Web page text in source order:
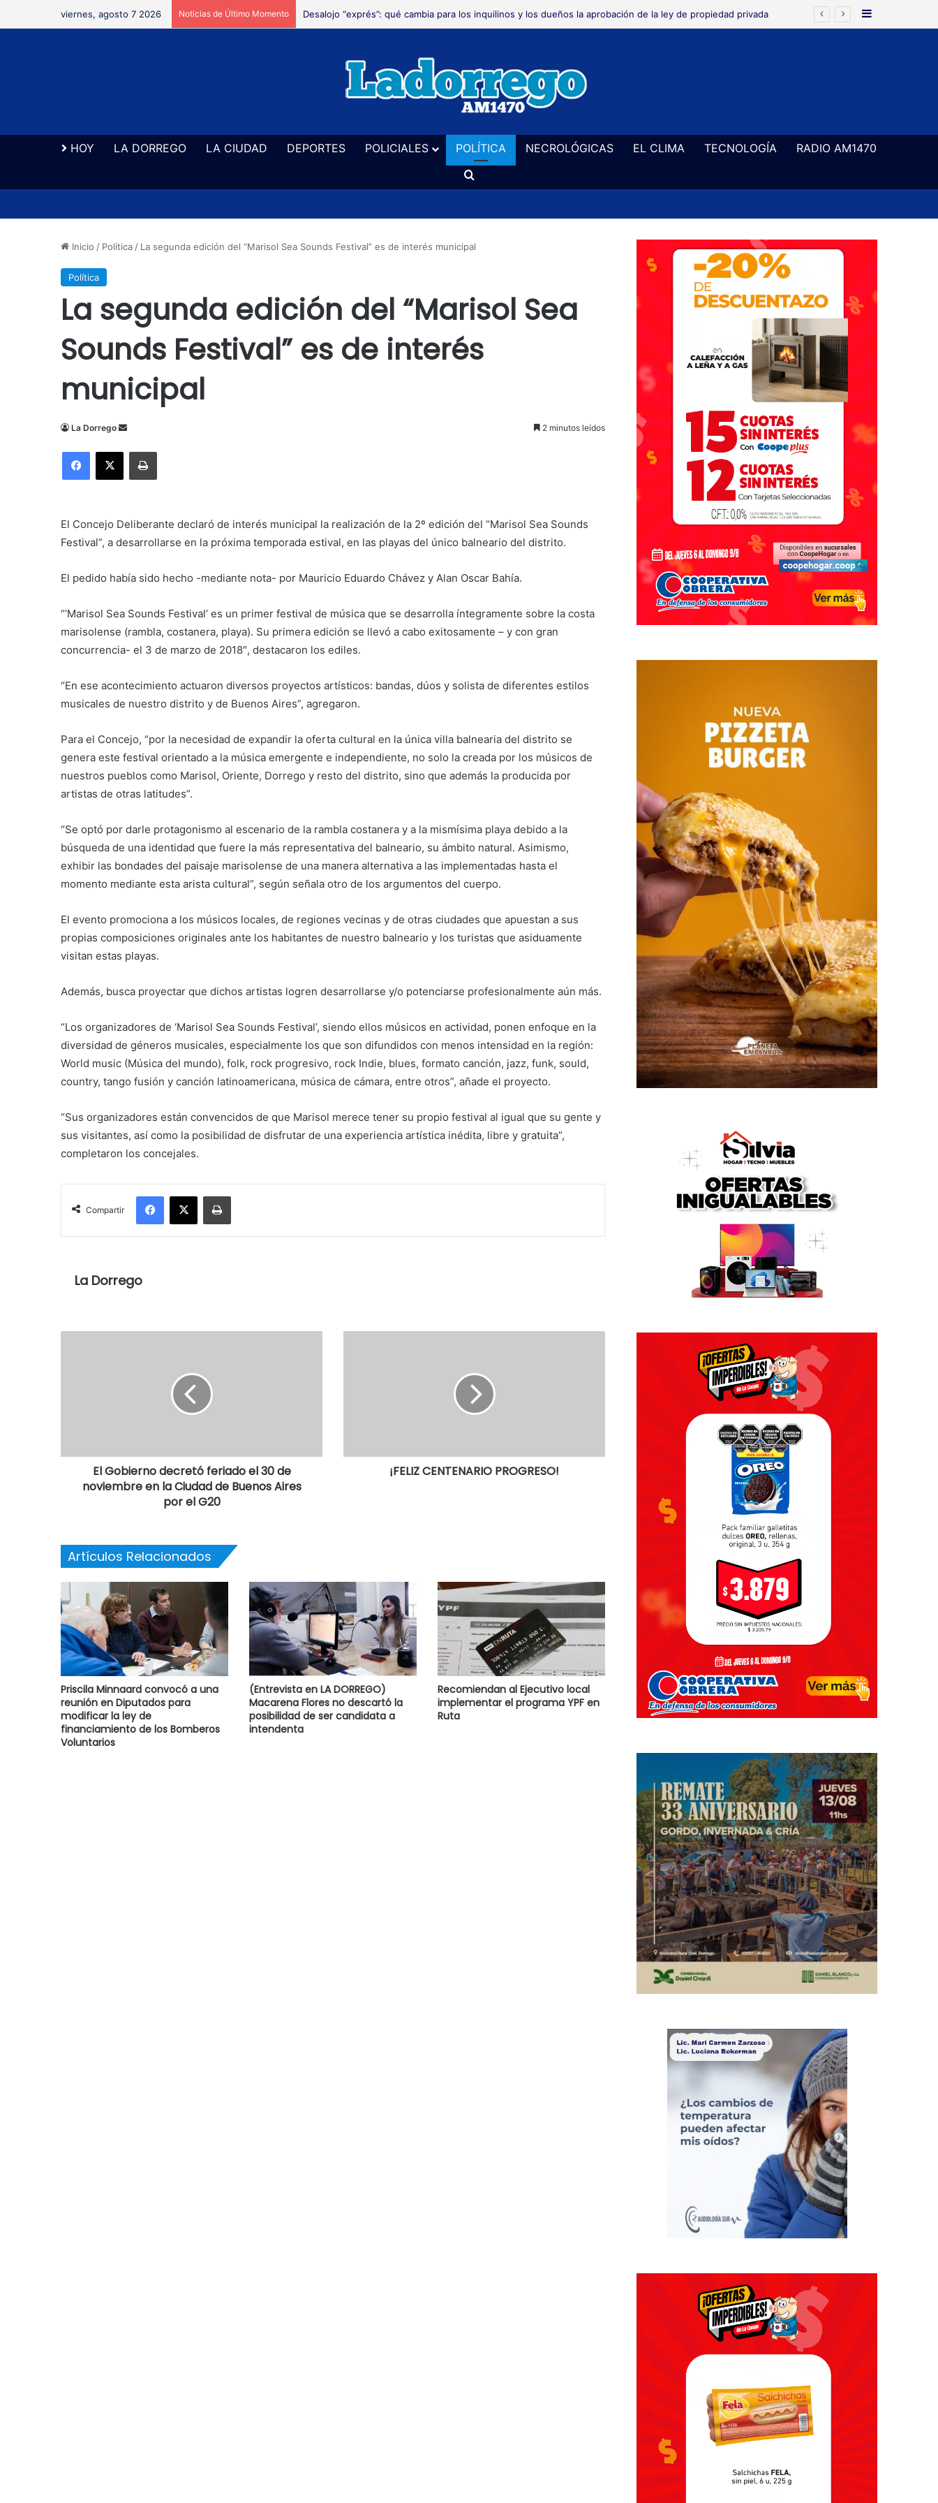
viernes, agosto 7 2026 Noticias de Último Momento Realizan trabajos de mantenimiento en las banquinas de la Ruta Provincial 78 Barra Lateral
HOY LA DORREGO LA CIUDAD DEPORTES POLICIALES POLÍTICA NECROLÓGICAS EL CLIMA TECNOLOGÍA
RADIO AM1470
Buscar
Inicio / Política / La segunda edición del “Marisol Sea Sounds Festival” es de interés municipal
Política
La segunda edición del “Marisol Sea
Sounds Festival” es de interés
municipal
La Dorrego
Send
email
2 minutos leídos
Facebook
X Imprimir
El Concejo Deliberante declaró de interés municipal la realización de la 2º edición del “Marisol Sea Sounds
Festival”, a desarrollarse en la próxima temporada estival, en las playas del único balneario del distrito.
El pedido había sido hecho -mediante nota- por Mauricio Eduardo Chávez y Alan Oscar Bahía.
“‘Marisol Sea Sounds Festival’ es un primer festival de música que se desarrolla íntegramente sobre la costa
marisolense (rambla, costanera, playa). Su primera edición se llevó a cabo exitosamente – y con gran
concurrencia- el 3 de marzo de 2018″, destacaron los ediles.
“En ese acontecimiento actuaron diversos proyectos artísticos: bandas, dúos y solista de diferentes estilos
musicales de nuestro distrito y de Buenos Aires”, agregaron.
Para el Concejo, “por la necesidad de expandir la oferta cultural en la única villa balnearia del distrito se
genera este festival orientado a la música emergente e independiente, no solo la creada por los músicos de
nuestros pueblos como Marisol, Oriente, Dorrego y resto del distrito, sino que además la producida por
artistas de otras latitudes”.
“Se optó por darle protagonismo al escenario de la rambla costanera y a la mismísima playa debido a la
búsqueda de una identidad que fuere la más representativa del balneario, su ámbito natural. Asimismo,
exhibir las bondades del paisaje marisolense de una manera alternativa a las implementadas hasta el
momento mediante esta arista cultural”, según señala otro de los argumentos del cuerpo.
El evento promociona a los músicos locales, de regiones vecinas y de otras ciudades que apuestan a sus
propias composiciones originales ante los habitantes de nuestro balneario y los turistas que asiduamente
visitan estas playas.
Además, busca proyectar que dichos artistas logren desarrollarse y/o potenciarse profesionalmente aún más.
“Los organizadores de ‘Marisol Sea Sounds Festival’, siendo ellos músicos en actividad, ponen enfoque en la
diversidad de géneros musicales, especialmente los que son difundidos con menos intensidad en la región:
World music (Música del mundo), folk, rock progresivo, rock Indie, blues, formato canción, jazz, funk, sould,
country, tango fusión y canción latinoamericana, música de cámara, entre otros”, añade el proyecto.
“Sus organizadores están convencidos de que Marisol merece tener su propio festival al igual que su gente y
sus visitantes, así como la posibilidad de disfrutar de una experiencia artística inédita, libre y gratuita”,
completaron los concejales.
Compartir
Facebook
X Imprimir
La Dorrego
El Gobierno decretó feriado el 30 de
noviembre en la Ciudad de Buenos Aires
por el G20
¡FELIZ CENTENARIO PROGRESO!
Artículos Relacionados
Priscila Minnaard convocó a una
reunión en Diputados para
modificar la ley de
financiamiento de los Bomberos
Voluntarios
(Entrevista en LA DORREGO)
Macarena Flores no descartó la
posibilidad de ser candidata a
intendenta
Recomiendan al Ejecutivo local
implementar el programa YPF en
Ruta